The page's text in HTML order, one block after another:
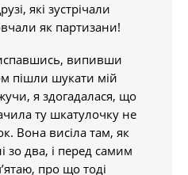
які зустрічали
як партизани!
випивши
пішли шукати мій
я здогадалася, що
ту шкатулочку не
Вона висіла там, як
зо два, і перед самим
про що тоді